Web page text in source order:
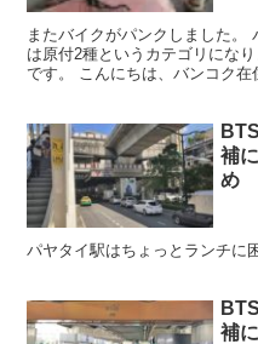
またバイクがパンクしました。
は原付2種というカテゴリにな
です。 こんにちは、バンコク
補
め
パヤタイ駅はちょっとランチに
補